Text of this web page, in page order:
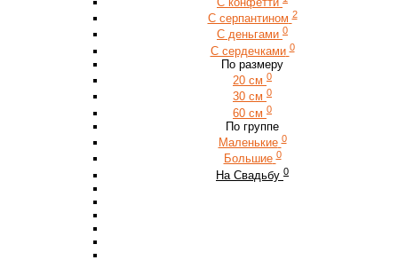
С серпантином 2
С деньгами 0
С сердечками 0
По размеру
20 см 0
30 см 0
60 см 0
По группе
Маленькие 0
Большие 0
На Свадьбу 0